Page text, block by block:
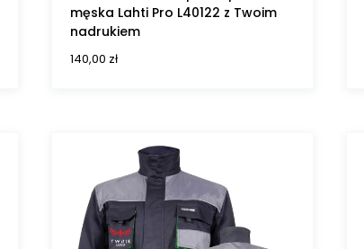
męska Lahti Pro L40122 z Twoim
nadrukiem
140,00 zł